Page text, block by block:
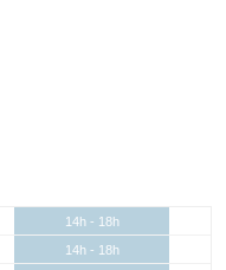
14h - 18h
14h - 18h